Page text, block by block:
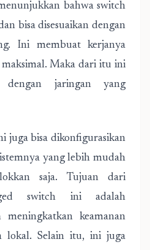
bahwa switch
bisa disesuaikan dengan
Ini membuat kerjanya
Maka dari itu ini
jaringan yang
juga bisa dikonfigurasikan
yang lebih mudah
saja. Tujuan dari
switch ini adalah
keamanan
lokal. Selain itu, ini juga